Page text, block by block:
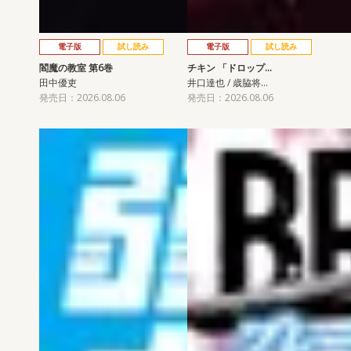
電子版 試し読み
閻魔の教室 第6巻
田中優吏
発売日：2026.08.06
電子版 試し読み
チキン 「ドロップ…
井口達也 / 歳脇将…
発売日：2026.08.06